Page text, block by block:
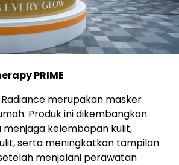
PRIME
merupakan masker
Produk ini dikembangkan
kelembapan kulit,
serta meningkatkan tampilan
menjalani perawatan